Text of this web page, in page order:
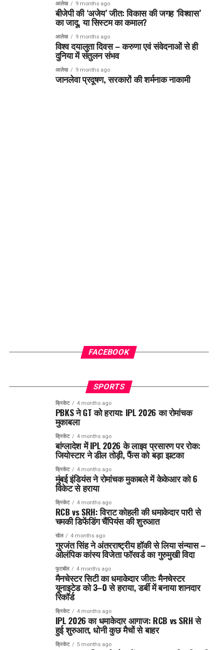
आलेख 9 months ago
बीजेपी की ‘अजेय’ जीत: विकास की जगह ‘विश्वास’
का जादू, या सिस्टम का कमाल?
आलेख 9 months ago
विश्व दयालुता दिवस – करुणा एवं संवेदनाओं से ही
दुनिया में संतुलन संभव
आलेख 9 months ago
जानलेवा प्रदूषण, सरकारों की शर्मनाक नाकामी
FACEBOOK
SPORTS
क्रिकेट 4 months ago
PBKS ने GT को हराया: IPL 2026 का रोमांचक
मुकाबला
क्रिकेट 4 months ago
बांग्लादेश में IPL 2026 के लाइव प्रसारण पर रोक:
जियोस्टार ने डील तोड़ी, फैंस को बड़ा झटका
क्रिकेट 4 months ago
मुंबई इंडियंस ने रोमांचक मुकाबले में केकेआर को 6
विकेट से हराया
क्रिकेट 4 months ago
RCB vs SRH: विराट कोहली की धमाकेदार पारी से
चमकी डिफेंडिंग चैंपियंस की शुरुआत
खेल 4 months ago
गुरजंत सिंह ने अंतरराष्ट्रीय हॉकी से लिया संन्यास –
ओलंपिक कांस्य विजेता फॉरवर्ड का गुरुमुखी विदा
फुटबॉल 4 months ago
मैनचेस्टर सिटी का धमाकेदार जीत: मैनचेस्टर
यूनाइटेड को 3–0 से हराया, डर्बी में बनाया शानदार
रिकॉर्ड
क्रिकेट 4 months ago
IPL 2026 का धमाकेदार आगाज: RCB vs SRH से
हुई शुरुआत, धोनी कुछ मैचों से बाहर
क्रिकेट 5 months ago